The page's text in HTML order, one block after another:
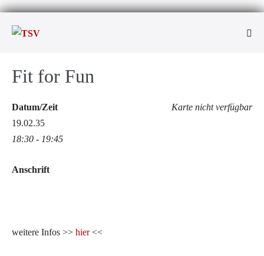
Inhalt
Fit for Fun
Karte nicht verfügbar
Datum/Zeit
19.02.35
18:30 - 19:45
Anschrift
weitere Infos >> hier<<